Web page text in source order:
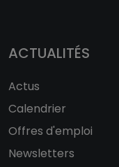
ACTUALITÉS
Actus
Calendrier
Offres d'emploi
Newsletters